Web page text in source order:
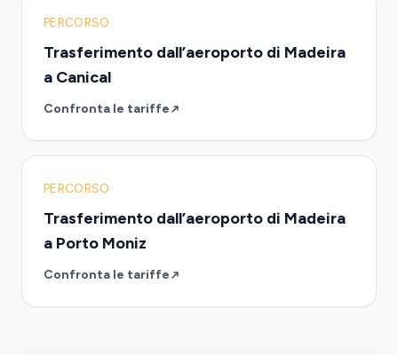
PERCORSO
Trasferimento dall’aeroporto di Madeira
a Canical
Confronta le tariffe
PERCORSO
Trasferimento dall’aeroporto di Madeira
a Porto Moniz
Confronta le tariffe